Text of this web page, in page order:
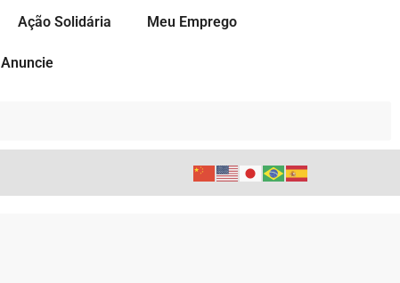
Ação Solidária Meu Emprego
Anuncie